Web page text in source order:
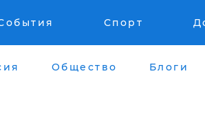
Спорт
Общество Блоги